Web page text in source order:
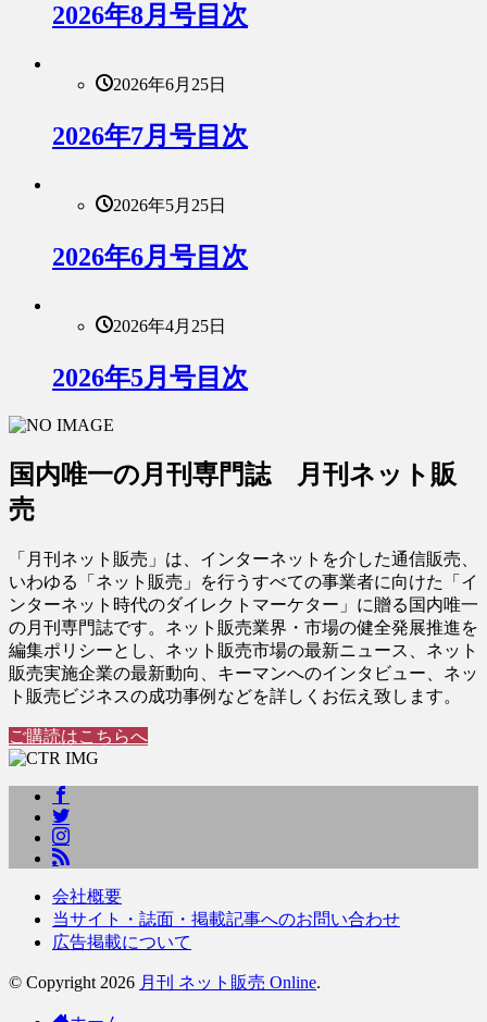
2026年8月号目次
2026年6月25日
2026年7月号目次
2026年5月25日
2026年6月号目次
2026年4月25日
2026年5月号目次
国内唯一の月刊専門誌 月刊ネット販
売
「月刊ネット販売」は、インターネットを介した通信販売、
いわゆる「ネット販売」を行うすべての事業者に向けた「イ
ンターネット時代のダイレクトマーケター」に贈る国内唯一
の月刊専門誌です。ネット販売業界・市場の健全発展推進を
編集ポリシーとし、ネット販売市場の最新ニュース、ネット
販売実施企業の最新動向、キーマンへのインタビュー、ネッ
ト販売ビジネスの成功事例などを詳しくお伝え致します。
ご購読はこちらへ
会社概要
当サイト・誌面・掲載記事へのお問い合わせ
広告掲載について
© Copyright 2026 月刊 ネット販売 Online.